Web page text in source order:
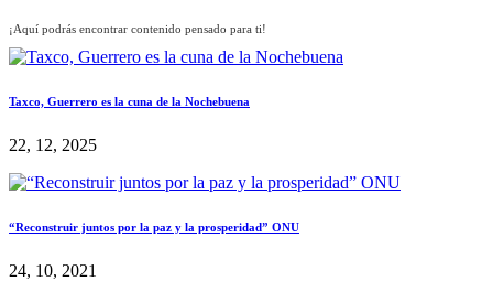
¡Aquí podrás encontrar contenido pensado para ti!
Taxco, Guerrero es la cuna de la Nochebuena
22, 12, 2025
“Reconstruir juntos por la paz y la prosperidad” ONU
24, 10, 2021